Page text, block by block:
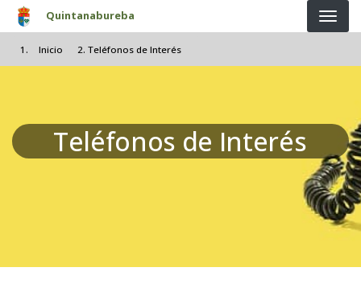
Pasar al contenido principal
Quintanabureba
Inicio Teléfonos de Interés
Teléfonos de Interés